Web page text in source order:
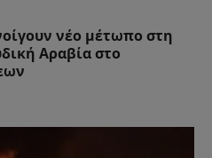
νέο μέτωπο στη
Αραβία στο